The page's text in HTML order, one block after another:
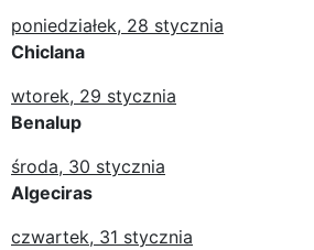
poniedziałek, 28 stycznia
Chiclana
wtorek, 29 stycznia
Benalup
środa, 30 stycznia
Algeciras
czwartek, 31 stycznia